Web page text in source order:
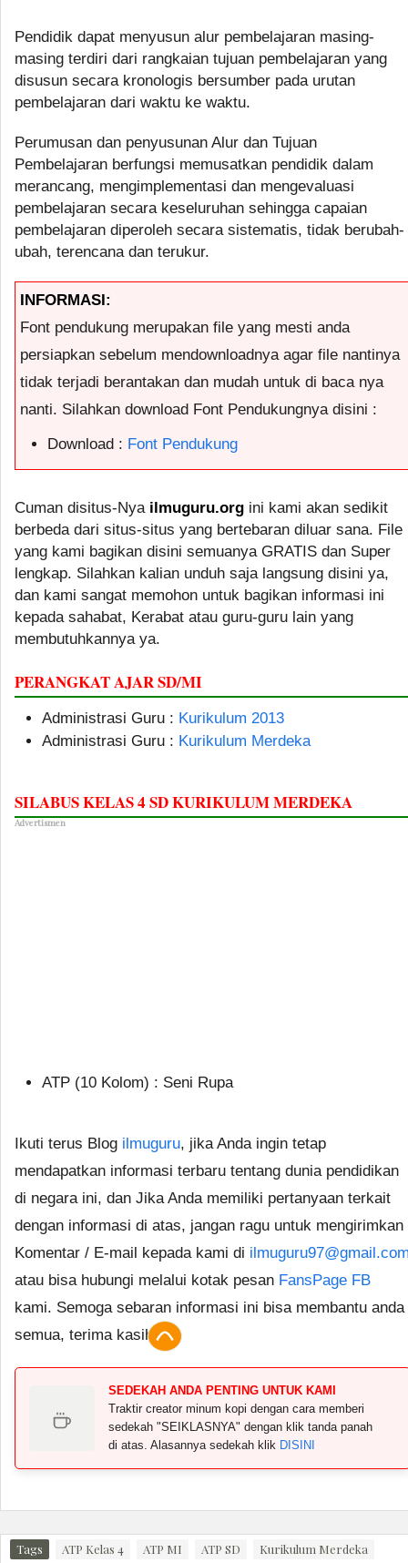
Pendidik dapat menyusun alur pembelajaran masing-
masing terdiri dari rangkaian tujuan pembelajaran yang
disusun secara kronologis bersumber pada urutan
pembelajaran dari waktu ke waktu.
Perumusan dan penyusunan Alur dan Tujuan
Pembelajaran berfungsi memusatkan pendidik dalam
merancang, mengimplementasi dan mengevaluasi
pembelajaran secara keseluruhan sehingga capaian
pembelajaran diperoleh secara sistematis, tidak berubah-
ubah, terencana dan terukur.
INFORMASI:
Font pendukung merupakan file yang mesti anda
persiapkan sebelum mendownloadnya agar file nantinya
tidak terjadi berantakan dan mudah untuk di baca nya
nanti. Silahkan download Font Pendukungnya disini :
Download : Font Pendukung
Cuman disitus-Nya ilmuguru.org ini kami akan sedikit
berbeda dari situs-situs yang bertebaran diluar sana. File
yang kami bagikan disini semuanya GRATIS dan Super
lengkap. Silahkan kalian unduh saja langsung disini ya,
dan kami sangat memohon untuk bagikan informasi ini
kepada sahabat, Kerabat atau guru-guru lain yang
membutuhkannya ya.
PERANGKAT AJAR SD/MI
Administrasi Guru : Kurikulum 2013
Administrasi Guru : Kurikulum Merdeka
SILABUS KELAS 4 SD KURIKULUM MERDEKA
Advertismen
ATP (10 Kolom) : Seni Rupa
Ikuti terus Blog ilmuguru, jika Anda ingin tetap
mendapatkan informasi terbaru tentang dunia pendidikan
di negara ini, dan Jika Anda memiliki pertanyaan terkait
dengan informasi di atas, jangan ragu untuk mengirimkan
Komentar / E-mail kepada kami di
atau bisa hubungi melalui kotak pesan FansPage FB
kami. Semoga sebaran informasi ini bisa membantu anda
semua, terima kasih.
SEDEKAH ANDA PENTING UNTUK KAMI
Traktir creator minum kopi dengan cara memberi
sedekah "SEIKLASNYA" dengan klik tanda panah
di atas. Alasannya sedekah klik DISINI
Tags ATP Kelas 4 ATP MI ATP SD
Kurikulum Merdeka